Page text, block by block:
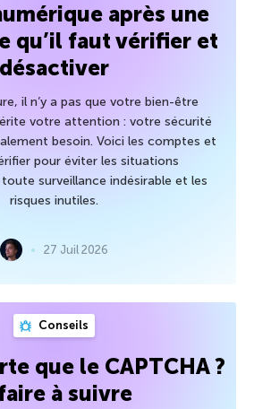
après une
qu’il faut vérifier et
désactiver
il n’y a pas que votre bien-être
votre attention : votre sécurité
besoin. Voici les comptes et
pour éviter les situations
surveillance indésirable et les
risques inutiles.
27 Juil 2026
Conseils
que le CAPTCHA ?
à suivre